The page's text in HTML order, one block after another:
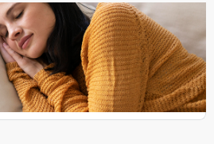
: Comment bien
ont finalement laissé leur
La Nature jusqu’alors
et se prépare...